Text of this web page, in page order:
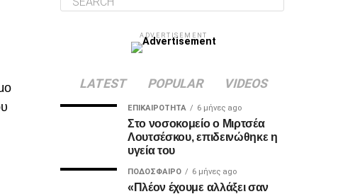
ADVERTISEMENT
LATEST POPULAR VIDEOS
ΕΠΙΚΑΙΡΌΤΗΤΑ 6 μήνες ago
Στο νοσοκομείο ο Μιρτσέα
Λουτσέσκου, επιδεινώθηκε η
υγεία του
ΠΟΔΌΣΦΑΙΡΟ 6 μήνες ago
«Πλέον έχουμε αλλάξει σαν